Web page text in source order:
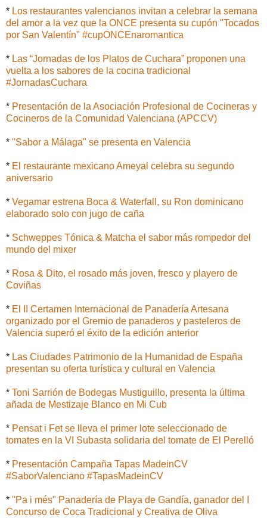
* Los restaurantes valencianos invitan a celebrar la semana
del amor a la vez que la ONCE presenta su cupón "Tocados
por San Valentín" #cupONCEnaromantica
* Las “Jornadas de los Platos de Cuchara” proponen una
vuelta a los sabores de la cocina tradicional
#JornadasCuchara
* Presentación de la Asociación Profesional de Cocineras y
Cocineros de la Comunidad Valenciana (APCCV)
* "Sabor a Málaga" se presenta en Valencia
* El restaurante mexicano Ameyal celebra su segundo
aniversario
* Vegamar estrena Boca & Waterfall, su Ron dominicano
elaborado solo con jugo de caña
* Schweppes Tónica & Matcha el sabor más rompedor del
mundo del mixer
* Rosa & Dito, el rosado más joven, fresco y playero de
Coviñas
* El II Certamen Internacional de Panadería Artesana
organizado por el Gremio de panaderos y pasteleros de
Valencia superó el éxito de la edición anterior
* Las Ciudades Patrimonio de la Humanidad de España
presentan su oferta turística y cultural en Valencia
* Toni Sarrión de Bodegas Mustiguillo, presenta la última
añada de Mestizaje Blanco en Mi Cub
* Pensat i Fet se lleva el primer lote seleccionado de
tomates en la VI Subasta solidaria del tomate de El Perelló
* Presentación Campaña Tapas MadeinCV
#SaborValenciano #TapasMadeinCV
* "Pa i més" Panadería de Playa de Gandía, ganador del I
Concurso de Coca Tradicional y Creativa de Oliva